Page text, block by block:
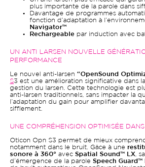
plus importante de la parole dans
Davantage de programmes
fonction d’adaptation à
Navigator™
Rechargeable par induction avec
UN ANTI LARSEN NOUVELLE
PERFORMANCE
Le nouvel anti-larsen “OpenSound
S3 est une amélioration significative dans
gestion du larsen. Cette technologie est
anti-larsen traditionnels, sans impacter la
l’adaptation du gain pour amplifier
sifflement.
UNE COMPRÉHENSION OPTIMISÉE DANS
Oticon Opn S3 permet de mieux
notamment dans le bruit. Gâce à une
sonore à 360° avec Spatial Sound™ LX ,
d’émergence de la parole Speech Guard™